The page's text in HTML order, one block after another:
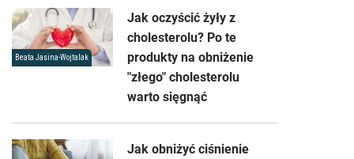
Beata Jasina-Wojtalak
Jak oczyścić żyły z
cholesterolu? Po te
produkty na obniżenie
"złego" cholesterolu
warto sięgnąć
Jak obniżyć ciśnienie